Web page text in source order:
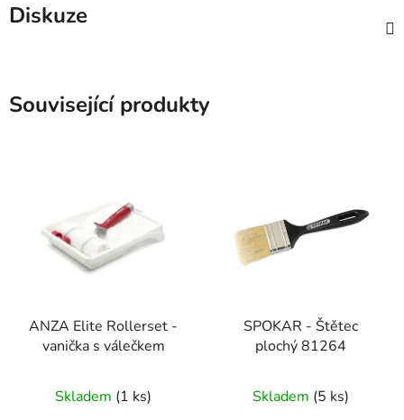
Diskuze
Související produkty
ANZA Elite Rollerset -
vanička s válečkem
Skladem (1 ks)
SPOKAR - Štětec
plochý 81264
Skladem (5 ks)